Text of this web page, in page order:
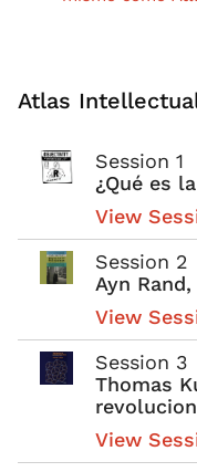
Atlas
Session 1
¿Qué es
View
Session 2
Ayn
View
Session 3
Thomas
View